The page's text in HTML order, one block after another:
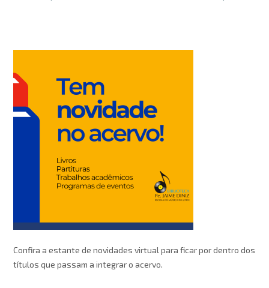
Confira a estante de novidades virtual para ficar por dentro dos
títulos que passam a integrar o acervo.